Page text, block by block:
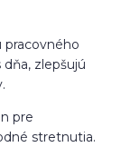
pracovného
zlepšujú
pre
stretnutia.